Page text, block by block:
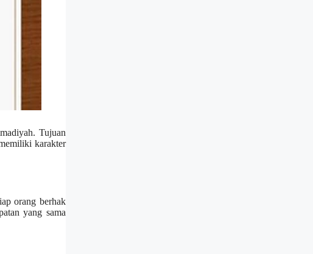
Tujuan
karakter
orang berhak
yang sama